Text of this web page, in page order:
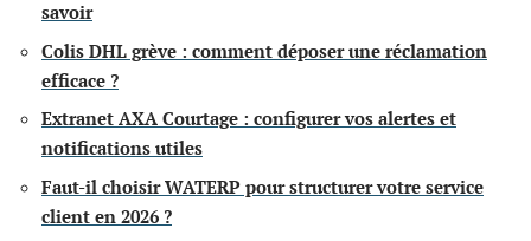
savoir
Colis DHL grève : comment déposer une réclamation
efficace ?
Extranet AXA Courtage : configurer vos alertes et
notifications utiles
Faut-il choisir WATERP pour structurer votre service
client en 2026 ?